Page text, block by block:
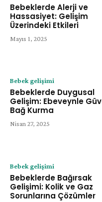
Bebeklerde Alerji ve
Hassasiyet: Gelişim
Üzerindeki Etkileri
Mayıs 1, 2025
Bebek gelişimi
Bebeklerde Duygusal
Gelişim: Ebeveynle
Bağ Kurma
Nisan 27, 2025
Bebek gelişimi
Bebeklerde Bağırsak
Gelişimi: Kolik ve Gaz
Sorunlarına Çözümler